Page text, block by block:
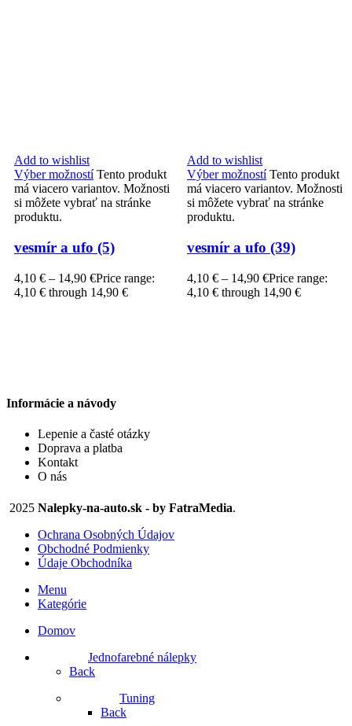
Add to wishlist
Výber možností Tento produkt
má viacero variantov. Možnosti
si môžete vybrať na stránke
produktu.
vesmír a ufo (5)
4,10 € – 14,90 €Price range:
4,10 € through 14,90 €
Add to wishlist
Výber možností Tento produkt
má viacero variantov. Možnosti
si môžete vybrať na stránke
produktu.
vesmír a ufo (39)
4,10 € – 14,90 €Price range:
4,10 € through 14,90 €
Informácie a návody
Lepenie a časté otázky
Doprava a platba
Kontakt
O nás
2025 Nalepky-na-auto.sk - by FatraMedia.
Ochrana Osobných Údajov
Obchodné Podmienky
Údaje Obchodníka
Menu
Kategórie
Domov
Jednofarebné nálepky
Back
Tuning
Back